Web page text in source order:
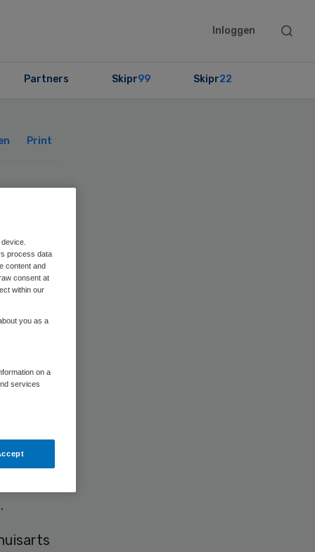
Inloggen
Search
Partners Skipr99 Skipr22
Print
de
process data
content and
consent at
within our
you as a
on a
services